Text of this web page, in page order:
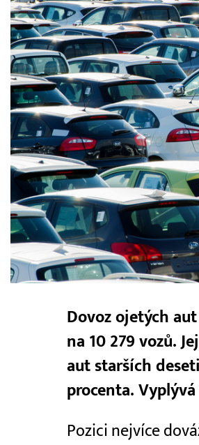
Dovoz ojetých
na 10 279 vozů.
aut starších
procenta.
Pozici nejvíce